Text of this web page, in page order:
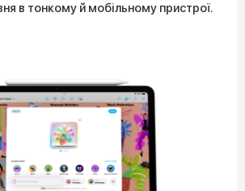
в тонкому й мобільному пристрої.